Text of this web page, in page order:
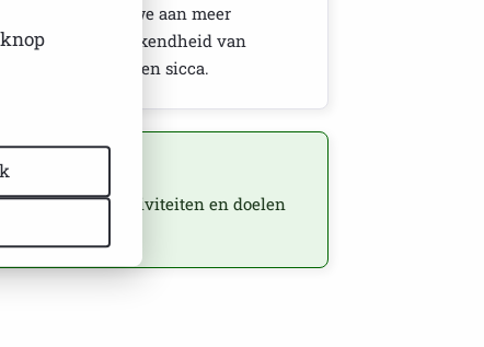
werken we aan meer
bekendheid van
en non-Sjögren sicca.
van onze activiteiten en doelen